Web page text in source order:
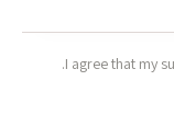
I agree that my